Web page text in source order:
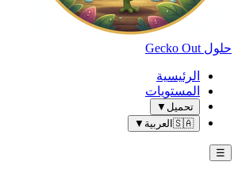
حلول Gecko Out
الرئيسية
المستويات
تحميل ▼
🇸🇦 العربية ▼
☰